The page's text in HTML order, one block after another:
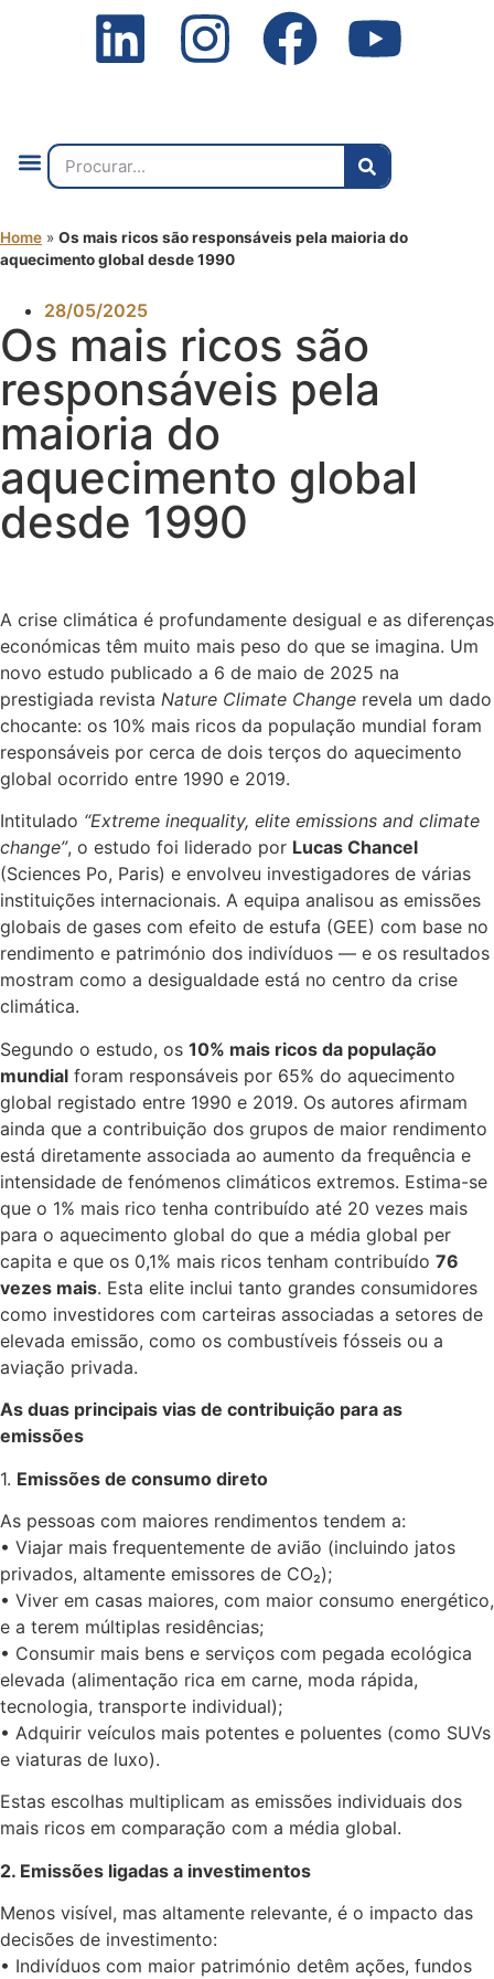
Home » Os mais ricos são responsáveis pela maioria do
aquecimento global desde 1990
28/05/2025
Os mais ricos são
responsáveis pela
maioria do
aquecimento global
desde 1990
A crise climática é profundamente desigual e as diferenças
económicas têm muito mais peso do que se imagina. Um
novo estudo publicado a 6 de maio de 2025 na
prestigiada revista Nature Climate Change revela um dado
chocante: os 10% mais ricos da população mundial foram
responsáveis por cerca de dois terços do aquecimento
global ocorrido entre 1990 e 2019.
Intitulado “Extreme inequality, elite emissions and climate
change”, o estudo foi liderado por Lucas Chancel
(Sciences Po, Paris) e envolveu investigadores de várias
instituições internacionais. A equipa analisou as emissões
globais de gases com efeito de estufa (GEE) com base no
rendimento e património dos indivíduos — e os resultados
mostram como a desigualdade está no centro da crise
climática.
Segundo o estudo, os 10% mais ricos da população
mundial foram responsáveis por 65% do aquecimento
global registado entre 1990 e 2019. Os autores afirmam
ainda que a contribuição dos grupos de maior rendimento
está diretamente associada ao aumento da frequência e
intensidade de fenómenos climáticos extremos. Estima-se
que o 1% mais rico tenha contribuído até 20 vezes mais
para o aquecimento global do que a média global per
capita e que os 0,1% mais ricos tenham contribuído 76
vezes mais. Esta elite inclui tanto grandes consumidores
como investidores com carteiras associadas a setores de
elevada emissão, como os combustíveis fósseis ou a
aviação privada.
As duas principais vias de contribuição para as
emissões
1. Emissões de consumo direto
As pessoas com maiores rendimentos tendem a:
• Viajar mais frequentemente de avião (incluindo jatos
privados, altamente emissores de CO₂);
• Viver em casas maiores, com maior consumo energético,
e a terem múltiplas residências;
• Consumir mais bens e serviços com pegada ecológica
elevada (alimentação rica em carne, moda rápida,
tecnologia, transporte individual);
• Adquirir veículos mais potentes e poluentes (como SUVs
e viaturas de luxo).
Estas escolhas multiplicam as emissões individuais dos
mais ricos em comparação com a média global.
2. Emissões ligadas a investimentos
Menos visível, mas altamente relevante, é o impacto das
decisões de investimento:
• Indivíduos com maior património detêm ações, fundos